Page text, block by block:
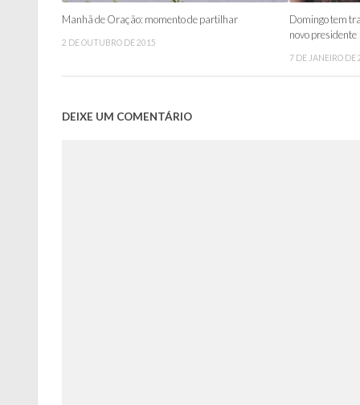
Manhã de Oração: momento de partilhar
2 DE OUTUBRO DE 2015
Domingo tem
novo presidente
7 DE JANEIRO DE
DEIXE UM COMENTÁRIO